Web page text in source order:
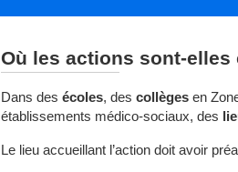
Où les actions sont-elles
Dans des écoles, des collègesen
établissements médico-sociaux, des
Le lieu accueillant l’action doit avoir